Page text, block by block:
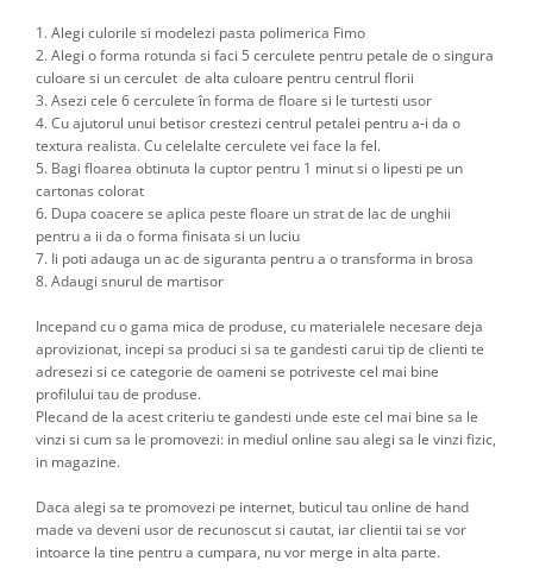
1. Alegi culorile si modelezi pasta polimerica Fimo
2. Alegi o forma rotunda si faci 5 cerculete pentru petale de o singura
culoare si un cerculet de alta culoare pentru centrul florii
3. Asezi cele 6 cerculete în forma de floare si le turtesti usor
4. Cu ajutorul unui betisor crestezi centrul petalei pentru a-i da o
textura realista. Cu celelalte cerculete vei face la fel.
5. Bagi floarea obtinuta la cuptor pentru 1 minut si o lipesti pe un
cartonas colorat
6. Dupa coacere se aplica peste floare un strat de lac de unghii
pentru a ii da o forma finisata si un luciu
7. Ii poti adauga un ac de siguranta pentru a o transforma in brosa
8. Adaugi snurul de martisor
Incepand cu o gama mica de produse, cu materialele necesare deja
aprovizionat, incepi sa produci si sa te gandesti carui tip de clienti te
adresezi si ce categorie de oameni se potriveste cel mai bine
profilului tau de produse.
Plecand de la acest criteriu te gandesti unde este cel mai bine sa le
vinzi si cum sa le promovezi: in mediul online sau alegi sa le vinzi fizic,
in magazine.
Daca alegi sa te promovezi pe internet, buticul tau online de hand
made va deveni usor de recunoscut si cautat, iar clientii tai se vor
intoarce la tine pentru a cumpara, nu vor merge in alta parte.